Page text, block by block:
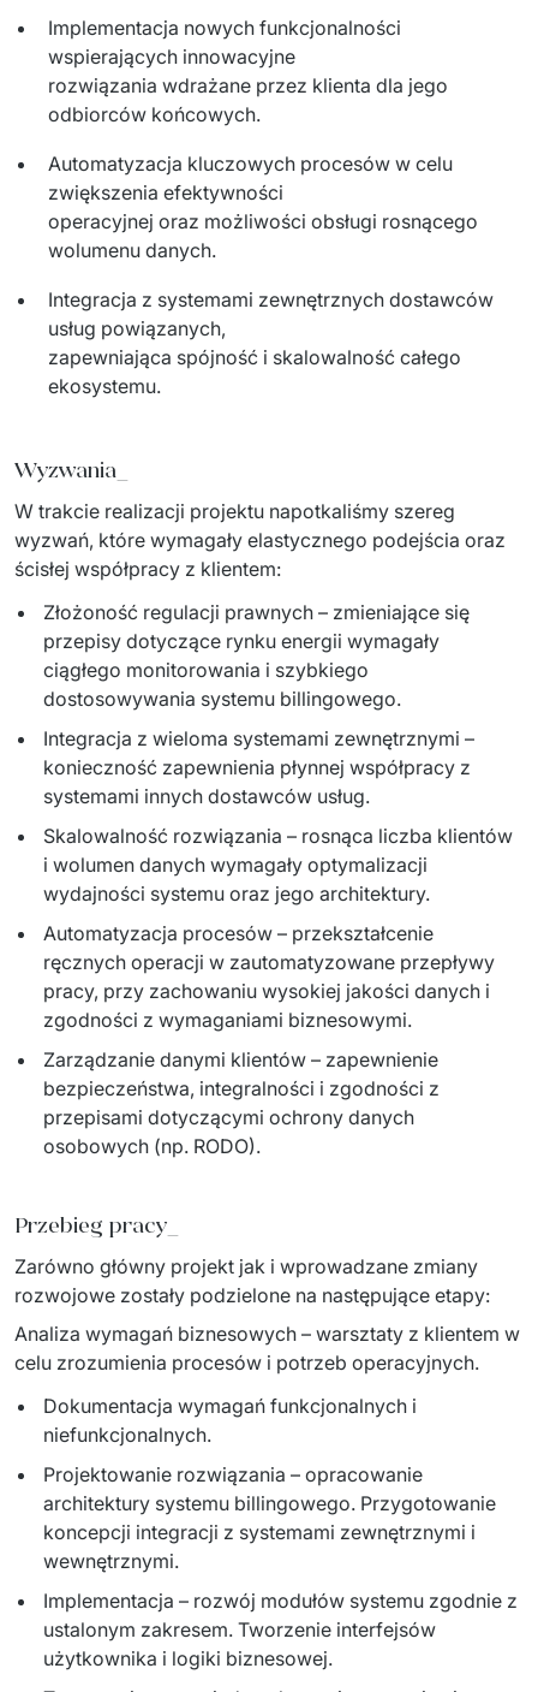
Implementacja nowych funkcjonalności
wspierających innowacyjne
rozwiązania wdrażane przez klienta dla jego
odbiorców końcowych.
Automatyzacja kluczowych procesów w celu
zwiększenia efektywności
operacyjnej oraz możliwości obsługi rosnącego
wolumenu danych.
Integracja z systemami zewnętrznych dostawców
usług powiązanych,
zapewniająca spójność i skalowalność całego
ekosystemu.
Wyzwania_
W trakcie realizacji projektu napotkaliśmy szereg
wyzwań, które wymagały elastycznego podejścia oraz
ścisłej współpracy z klientem:
Złożoność regulacji prawnych – zmieniające się
przepisy dotyczące rynku energii wymagały
ciągłego monitorowania i szybkiego
dostosowywania systemu billingowego.
Integracja z wieloma systemami zewnętrznymi –
konieczność zapewnienia płynnej współpracy z
systemami innych dostawców usług.
Skalowalność rozwiązania – rosnąca liczba klientów
i wolumen danych wymagały optymalizacji
wydajności systemu oraz jego architektury.
Automatyzacja procesów – przekształcenie
ręcznych operacji w zautomatyzowane przepływy
pracy, przy zachowaniu wysokiej jakości danych i
zgodności z wymaganiami biznesowymi.
Zarządzanie danymi klientów – zapewnienie
bezpieczeństwa, integralności i zgodności z
przepisami dotyczącymi ochrony danych
osobowych (np. RODO).
Przebieg pracy_
Zarówno główny projekt jak i wprowadzane zmiany
rozwojowe zostały podzielone na następujące etapy:
Analiza wymagań biznesowych – warsztaty z klientem w
celu zrozumienia procesów i potrzeb operacyjnych.
Dokumentacja wymagań funkcjonalnych i
niefunkcjonalnych.
Projektowanie rozwiązania – opracowanie
architektury systemu billingowego. Przygotowanie
koncepcji integracji z systemami zewnętrznymi i
wewnętrznymi.
Implementacja – rozwój modułów systemu zgodnie z
ustalonym zakresem. Tworzenie interfejsów
użytkownika i logiki biznesowej.